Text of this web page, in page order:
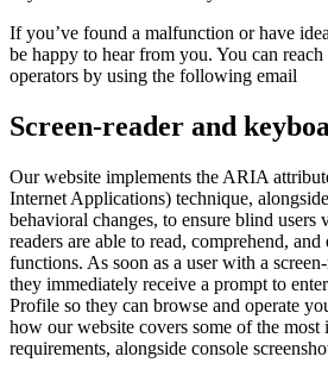
If you’ve found a malfunction or have
be happy to hear from you. You can reach
operators by using the following email
Screen-reader and
Our website implements the ARIA
Internet Applications) technique,
behavioral changes, to ensure blind users
readers are able to read, comprehend, and
functions. As soon as a user with a
they immediately receive a prompt to
Profile so they can browse and operate
how our website covers some of the most
requirements, alongside console